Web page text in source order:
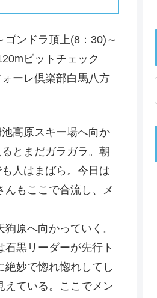
ンドラ頂上(8：30)～
ピットチェック
ーレ倶楽部白馬八方
高原スキー場へ向か
とまだガラガラ。朝
人はまばら。今日は
もここで合流し、メ
原へ向かっていく。
黒リーダーが先行ト
妙で惚れ惚れしてし
えている。ここでメン